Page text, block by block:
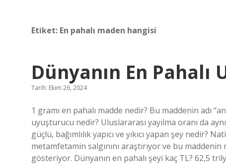
Etiket: En pahalı maden hangisi
Dünyanın En
Tarih: Ekim 26, 2024
1 gramı en pahalı madde nedir? Bu maddenin adı
uyuşturucu nedir? Uluslararası yayılma oranı da
güçlü, bağımlılık yapıcı ve yıkıcı yapan şey
metamfetamin salgınını araştırıyor ve bu
gösteriyor. Dünyanın en pahalı şeyi kaç TL? 62,5